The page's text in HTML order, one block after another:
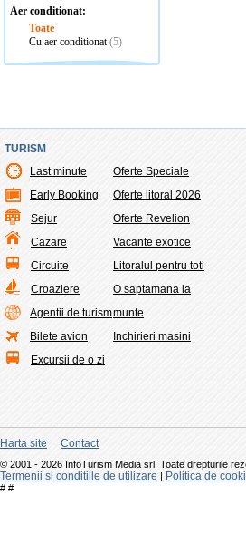
Aer conditionat:
Toate
Cu aer conditionat(5)
TURISM
Last minute
Early Booking
Sejur
Cazare
Circuite
Croaziere
Agentii de turism
Bilete avion
Excursii de o zi
Oferte Speciale
Oferte litoral 2026
Oferte Revelion
Vacante exotice
Litoralul pentru toti
O saptamana la
munte
Inchirieri masini
Harta site Contact
© 2001 - 2026 InfoTurism Media srl. Toate drepturile
Termenii si conditiile de utilizare | Politica de
# #